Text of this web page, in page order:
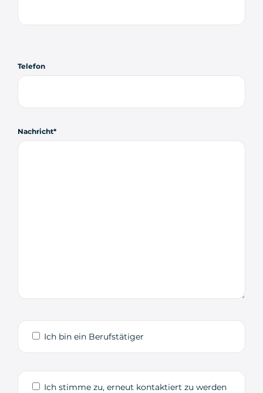
Telefon
Nachricht
Ich bin ein Berufstätiger
Ich stimme zu, erneut kontaktiert zu werden